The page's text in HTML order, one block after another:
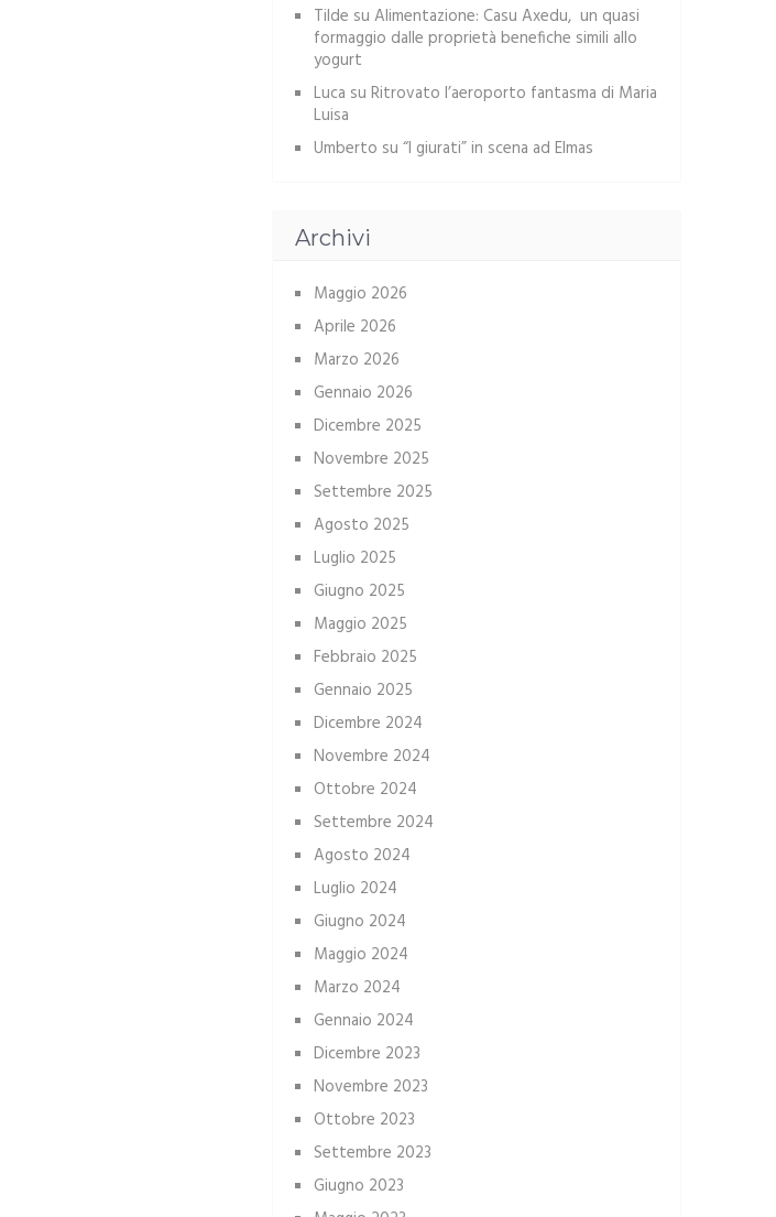
Tilde su Alimentazione: Casu Axedu, un quasi
formaggio dalle proprietà benefiche simili allo
yogurt
Luca su Ritrovato l’aeroporto fantasma di Maria
Luisa
Umberto su “I giurati” in scena ad Elmas
Archivi
Maggio 2026
Aprile 2026
Marzo 2026
Gennaio 2026
Dicembre 2025
Novembre 2025
Settembre 2025
Agosto 2025
Luglio 2025
Giugno 2025
Maggio 2025
Febbraio 2025
Gennaio 2025
Dicembre 2024
Novembre 2024
Ottobre 2024
Settembre 2024
Agosto 2024
Luglio 2024
Giugno 2024
Maggio 2024
Marzo 2024
Gennaio 2024
Dicembre 2023
Novembre 2023
Ottobre 2023
Settembre 2023
Giugno 2023